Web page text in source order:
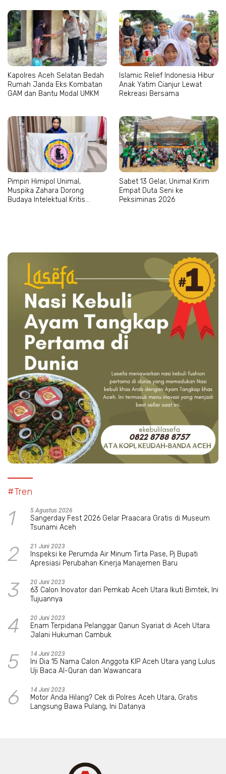
Kapolres Aceh Selatan Bedah
Rumah Janda Eks Kombatan
GAM dan Bantu Modal UMKM
Islamic Relief Indonesia Hibur
Anak Yatim Cianjur Lewat
Rekreasi Bersama
Pimpin Himipol Unimal,
Muspika Zahara Dorong
Budaya Intelektual Kritis
Sabet 13 Gelar, Unimal Kirim
Empat Duta Seni ke
Peksiminas 2026
#Tren
1 5 Agustus 2026
Sangerday Fest 2026 Gelar Praacara Gratis di Museum
Tsunami Aceh
2 21 Juni 2023
Inspeksi ke Perumda Air Minum Tirta Pase, Pj Bupati
Apresiasi Perubahan Kinerja Manajemen Baru
3 20 Juni 2023
63 Calon Inovator dari Pemkab Aceh Utara Ikuti Bimtek, Ini
Tujuannya
4 20 Juni 2023
Enam Terpidana Pelanggar Qanun Syariat di Aceh Utara
Jalani Hukuman Cambuk
5 14 Juni 2023
Ini Dia 15 Nama Calon Anggota KIP Aceh Utara yang Lulus
Uji Baca Al-Quran dan Wawancara
6 14 Juni 2023
Motor Anda Hilang? Cek di Polres Aceh Utara, Gratis
Langsung Bawa Pulang, Ini Datanya